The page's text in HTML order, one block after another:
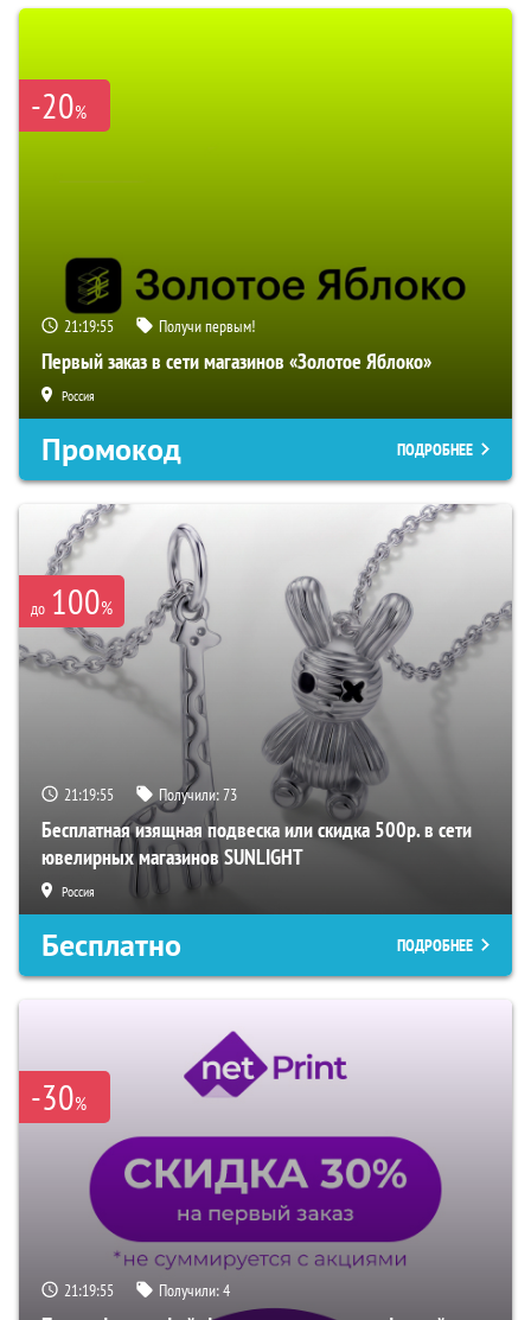
-20%
21:19:54 Получи первым!
Первый заказ в сети магазинов «Золотое Яблоко»
Россия
Промокод ПОДРОБНЕЕ
до 100%
21:19:54 Получили:73
Бесплатная изящная подвеска или скидка 500р. в сети
ювелирных магазинов SUNLIGHT
Россия
Бесплатно ПОДРОБНЕЕ
-30%
21:19:54 Получили:4